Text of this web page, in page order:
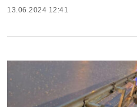
13.06.2024 12:41